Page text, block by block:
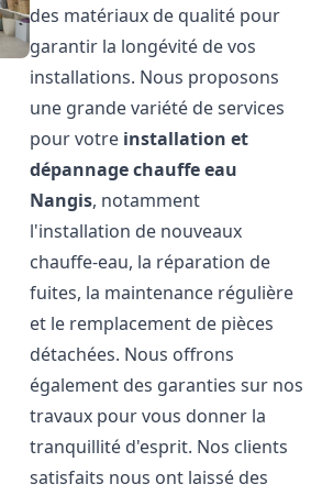
des matériaux de qualité pour
garantir la longévité de vos
installations. Nous proposons
une grande variété de services
pour votre installation et
dépannage chauffe eau
Nangis, notamment
l'installation de nouveaux
chauffe-eau, la réparation de
fuites, la maintenance régulière
et le remplacement de pièces
détachées. Nous offrons
également des garanties sur nos
travaux pour vous donner la
tranquillité d'esprit. Nos clients
satisfaits nous ont laissé des